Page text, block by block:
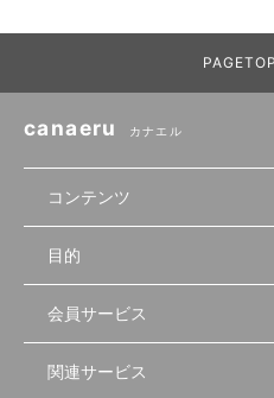
canaeru カナエル
コンテンツ
無料開業相談
セミナー情報
セミナー動画
物件を探す
首都圏
先輩開業者の声
目的
店舗運営
会員サービス
会員登録
関連サービス